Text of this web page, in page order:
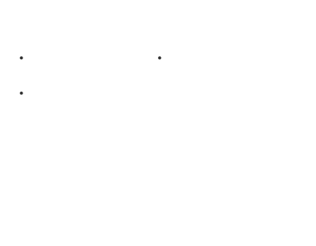
・ ・
・